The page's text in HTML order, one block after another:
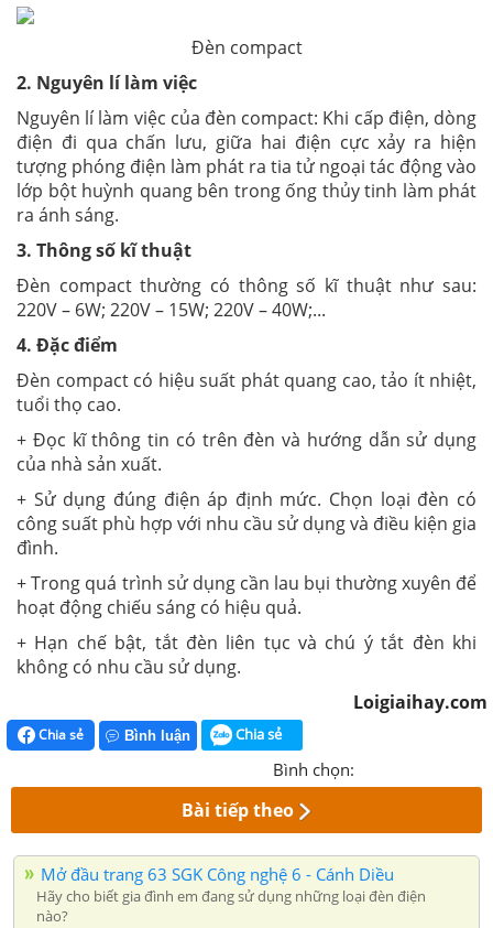
Đèn compact
2. Nguyên lí làm việc
Nguyên lí làm việc của đèn compact: Khi cấp điện, dòng
điện đi qua chấn lưu, giữa hai điện cực xảy ra hiện
tượng phóng điện làm phát ra tia tử ngoại tác động vào
lớp bột huỳnh quang bên trong ống thủy tinh làm phát
ra ánh sáng.
3. Thông số kĩ thuật
Đèn compact thường có thông số kĩ thuật như sau:
220V – 6W; 220V – 15W; 220V – 40W;...
4. Đặc điểm
Đèn compact có hiệu suất phát quang cao, tảo ít nhiệt,
tuổi thọ cao.
+ Đọc kĩ thông tin có trên đèn và hướng dẫn sử dụng
của nhà sản xuất.
+ Sử dụng đúng điện áp định mức. Chọn loại đèn có
công suất phù hợp với nhu cầu sử dụng và điều kiện gia
đình.
+ Trong quá trình sử dụng cần lau bụi thường xuyên để
hoạt động chiếu sáng có hiệu quả.
+ Hạn chế bật, tắt đèn liên tục và chú ý tắt đèn khi
không có nhu cầu sử dụng.
Loigiaihay.com
Chia sẻ Bình luận Chia sẻ
Bình chọn:
Bài tiếp theo
Mở đầu trang 63 SGK Công nghệ 6 - Cánh Diều
Hãy cho biết gia đình em đang sử dụng những loại đèn điện
nào?